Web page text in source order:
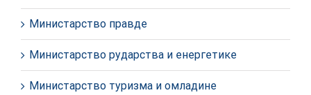
Министарство правде
Министарство рударства и енергетике
Министарство туризма и омладине